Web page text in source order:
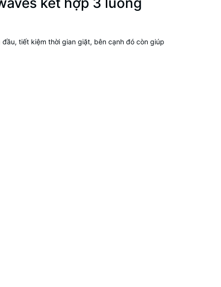
tiết kiệm thời gian giặt, bên cạnh đó còn giúp